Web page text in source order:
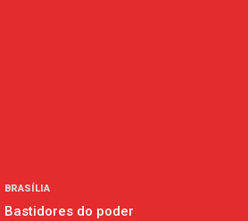
BRASÍLIA
Bastidores do poder